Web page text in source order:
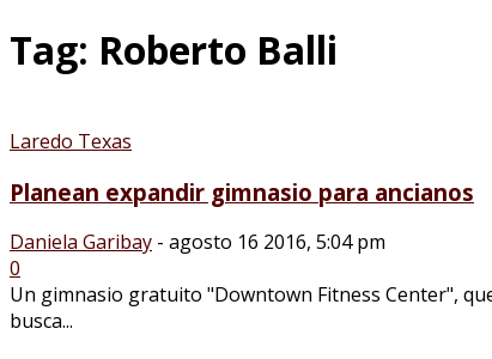
Tag: Roberto Balli
Laredo Texas
Planean expandir gimnasio para ancianos
Daniela Garibay - agosto 16 2016, 5:04 pm
0
Un gimnasio gratuito "Downtown Fitness Center",
busca...